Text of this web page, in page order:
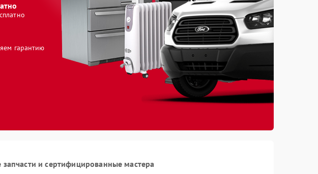
гарантию
и сертифицированные мастера